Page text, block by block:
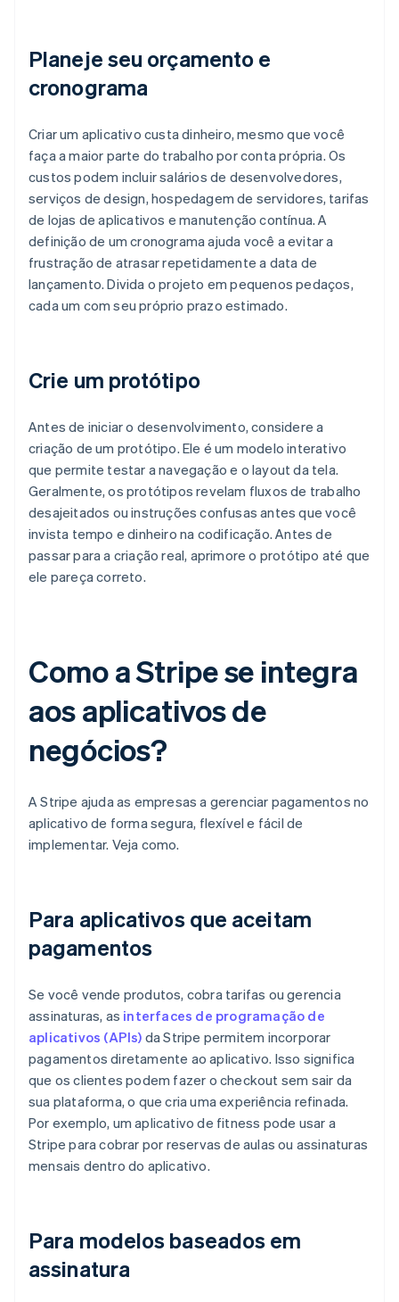
Planeje seu orçamento e
cronograma
Criar um aplicativo custa dinheiro, mesmo que você
faça a maior parte do trabalho por conta própria. Os
custos podem incluir salários de desenvolvedores,
serviços de design, hospedagem de servidores, tarifas
de lojas de aplicativos e manutenção contínua. A
definição de um cronograma ajuda você a evitar a
frustração de atrasar repetidamente a data de
lançamento. Divida o projeto em pequenos pedaços,
cada um com seu próprio prazo estimado.
Crie um protótipo
Antes de iniciar o desenvolvimento, considere a
criação de um protótipo. Ele é um modelo interativo
que permite testar a navegação e o layout da tela.
Geralmente, os protótipos revelam fluxos de trabalho
desajeitados ou instruções confusas antes que você
invista tempo e dinheiro na codificação. Antes de
passar para a criação real, aprimore o protótipo até que
ele pareça correto.
Como a Stripe se integra
aos aplicativos de
negócios?
A Stripe ajuda as empresas a gerenciar pagamentos no
aplicativo de forma segura, flexível e fácil de
implementar. Veja como.
Para aplicativos que aceitam
pagamentos
Se você vende produtos, cobra tarifas ou gerencia
assinaturas, as interfaces de programação de
aplicativos (APIs) da Stripe permitem incorporar
pagamentos diretamente ao aplicativo. Isso significa
que os clientes podem fazer o checkout sem sair da
sua plataforma, o que cria uma experiência refinada.
Por exemplo, um aplicativo de fitness pode usar a
Stripe para cobrar por reservas de aulas ou assinaturas
mensais dentro do aplicativo.
Para modelos baseados em
assinatura